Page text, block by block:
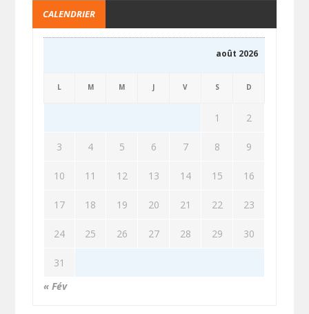
CALENDRIER
août 2026
L M M J V S D
1 2
3 4 5 6 7 8 9
10 11 12 13 14 15 16
17 18 19 20 21 22 23
24 25 26 27 28 29 30
31
« Fév